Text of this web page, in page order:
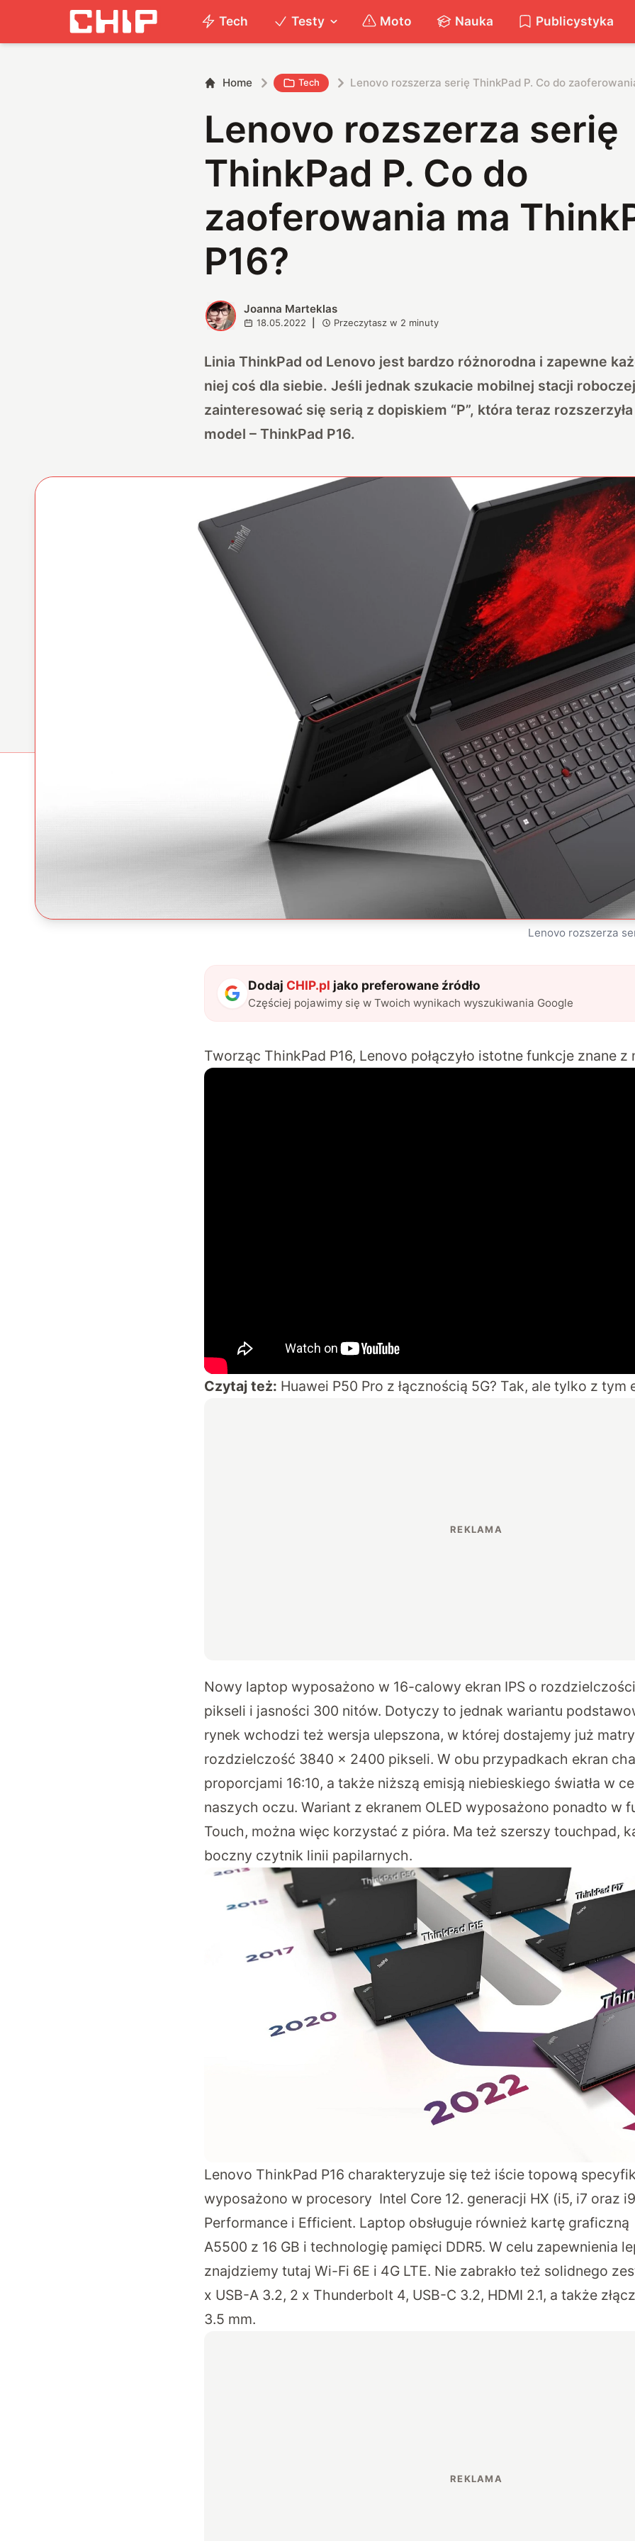
Tech Testy Moto Nauka Publicystyka
Home Tech Lenovo rozszerza serię ThinkPad P. Co do
Lenovo rozszerza serię
ThinkPad P. Co do
zaoferowania ma
P16?
J Joanna Marteklas
18.05.2022 Przeczytasz w 2 minuty
Linia ThinkPad od Lenovo jest bardzo różnorodna i zapewne
niej coś dla siebie. Jeśli jednak szukacie mobilnej stacji
zainteresować się serią z dopiskiem “P”, która teraz
model – ThinkPad P16.
Lenovo rozszerza
Dodaj CHIP.pl jako preferowane źródło
Częściej pojawimy się w Twoich wynikach wyszukiwania Google
Tworząc ThinkPad P16, Lenovo połączyło istotne funkcje znane z
Czytaj też: Huawei P50 Pro z łącznością 5G? Tak, ale tylko z tym
Nowy laptop wyposażono w 16-calowy ekran IPS o
pikseli i jasności 300 nitów. Dotyczy to jednak wariantu
rynek wchodzi też wersja ulepszona, w której dostajemy już
rozdzielczość 3840 x 2400 pikseli. W obu przypadkach ekran
proporcjami 16:10, a także niższą emisją niebieskiego światła w
naszych oczu. Wariant z ekranem OLED wyposażono ponadto w
Touch, można więc korzystać z pióra. Ma też szerszy touchpad,
boczny czytnik linii papilarnych.
Lenovo ThinkPad P16 charakteryzuje się też iście topową
wyposażono w procesory Intel Core 12. generacji HX (i5, i7 oraz
Performance i Efficient. Laptop obsługuje również kartę graficzną
A5500 z 16 GB i technologię pamięci DDR5. W celu zapewnienia
znajdziemy tutaj Wi-Fi 6E i 4G LTE. Nie zabrakło też solidnego
x USB-A 3.2, 2 x Thunderbolt 4, USB-C 3.2, HDMI 2.1, a także
3.5 mm.